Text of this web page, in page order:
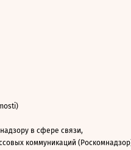
в сфере связи,
коммуникаций